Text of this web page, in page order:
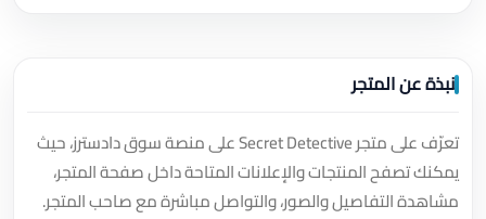
نبذة عن المتجر
تعرّف على متجر Secret Detective على منصة سوق دادسترز، حيث
يمكنك تصفح المنتجات والإعلانات المتاحة داخل صفحة المتجر،
مشاهدة التفاصيل والصور، والتواصل مباشرة مع صاحب المتجر.